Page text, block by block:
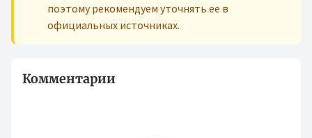
поэтому рекомендуем уточнять ее в
официальных источниках.
Комментарии